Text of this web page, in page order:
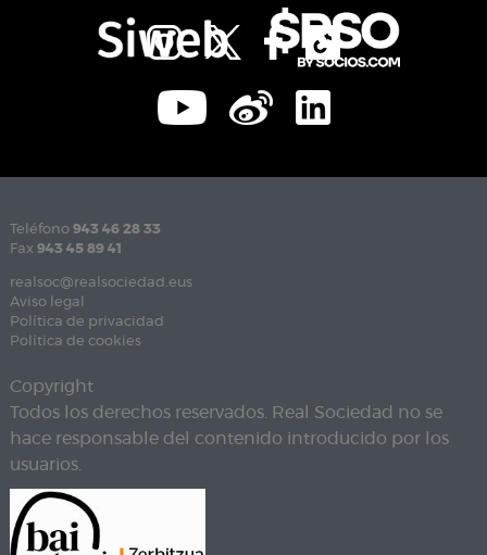
Teléfono 943 46 28 33
Fax 943 45 89 41
realsoc@realsociedad.eus
Aviso legal
Política de privacidad
Política de cookies
Copyright
Todos los derechos reservados. Real Sociedad no se
hace responsable del contenido introducido por los
usuarios.